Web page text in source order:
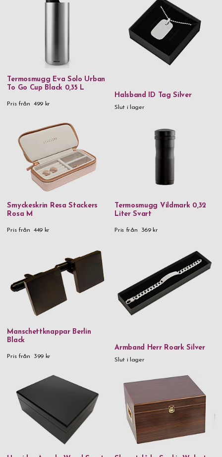
Termosmugg Eva Solo Urban
To Go Cup Black 0,35 L
Pris från 499 kr
Halsband ID Tag Silver
Slut i lager
Smyckeskrin Resa Stackers
Rosa M
Pris från 449 kr
Termosmugg Vildmark 0,32
Liter Svart
Pris från 369 kr
Manschettknappar Berlin
Black
Pris från 399 kr
Armband Herr Roark Silver
Slut i lager